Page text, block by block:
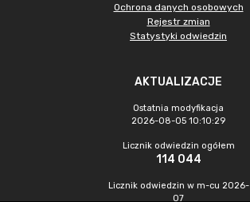
Ochrona danych osobowych
Rejestr zmian
Statystyki odwiedzin
AKTUALIZACJE
Ostatnia modyfikacja
2026-08-05 10:10:29
Licznik odwiedzin ogółem
114 044
Licznik odwiedzin w m-cu 2026-
07